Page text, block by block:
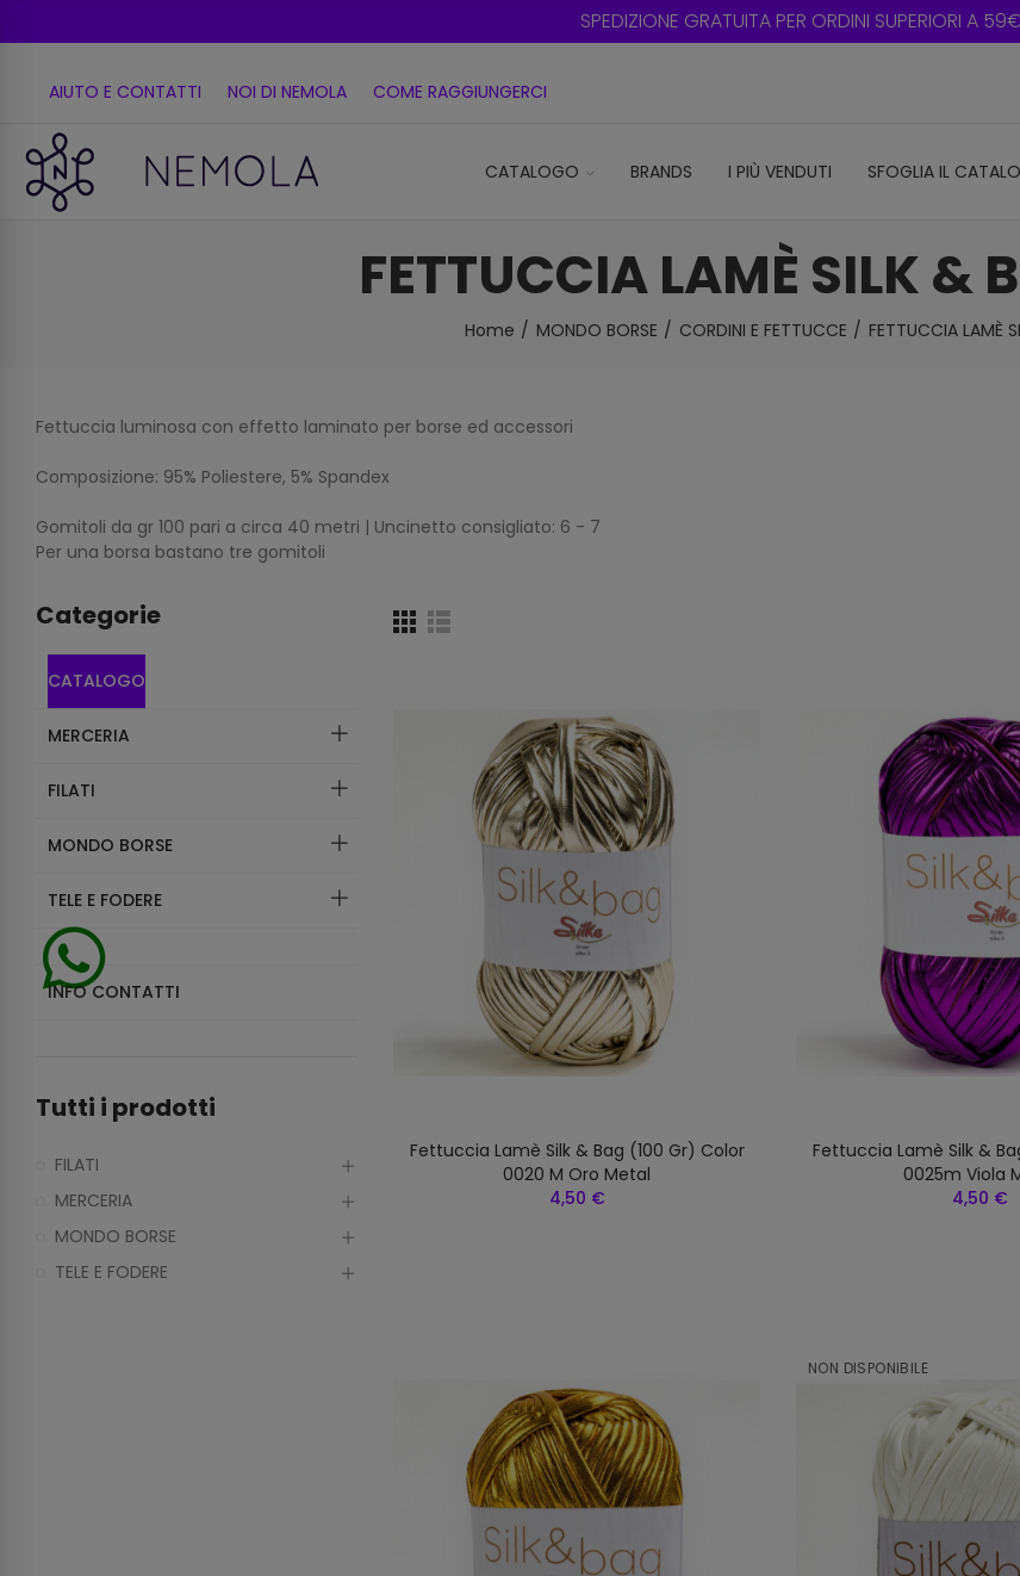
SPEDIZIONE GRATUITA PER ORDINI SUPERIORI A 59€
AIUTO E CONTATTI NOI DI NEMOLA COME RAGGIUNGERCI
CATALOGO BRANDS I PIÙ VENDUTI SFOGLIA IL
FETTUCCIA LAMÈ SILK &
Home MONDO BORSE CORDINI E FETTUCCE FETTUCCIA LAMÈ
Fettuccia luminosa con effetto laminato per borse ed accessori
Composizione: 95% Poliestere, 5% Spandex
Gomitoli da gr 100 pari a circa 40 metri | Uncinetto consigliato: 6 - 7
Per una borsa bastano tre gomitoli
Fettuccia Lamè Silk & Bag (100 Gr) Color
0020 M Oro Metal
4,50 €
Fettuccia Lamè Silk &
0025m Viola
4,50 €
NON DISPONIBILE
Categorie
CATALOGO
MERCERIA
FILATI
MONDO BORSE
TELE E FODERE
INFO CONTATTI
Tutti i prodotti
FILATI
MERCERIA
MONDO BORSE
TELE E FODERE